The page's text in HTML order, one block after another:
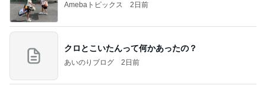
Amebaトピックス 2日前
クロとこいたんって何かあったの？
あいのりブログ 2日前